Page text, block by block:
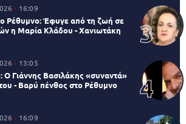
16:09
Ρέθυμνο: Έφυγε από τη ζωή σε
η Μαρία Κλάδου - Χανιωτάκη
13:05
Ο Γιάννης Βασιλάκης «συναντά»
- Βαρύ πένθος στο Ρέθυμνο
16:09